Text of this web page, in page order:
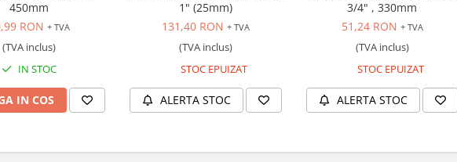
450mm
RON + TVA
(TVA inclus)
IN STOC
IN COS
1" (25mm)
131,40 RON + TVA
(TVA inclus)
STOC EPUIZAT
ALERTA STOC
3/4" , 330mm
51,24 RON + TVA
(TVA inclus)
STOC EPUIZAT
ALERTA STOC